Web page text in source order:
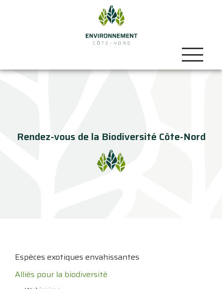
Rendez-vous de la Biodiversité Côte-Nord
Espèces exotiques envahissantes
Alliés pour la biodiversité